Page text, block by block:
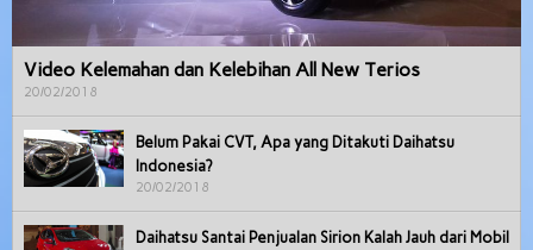
Video Kelemahan dan Kelebihan All New Terios
20/02/2018
Belum Pakai CVT, Apa yang Ditakuti Daihatsu
Indonesia?
20/02/2018
Daihatsu Santai Penjualan Sirion Kalah Jauh dari Mobil